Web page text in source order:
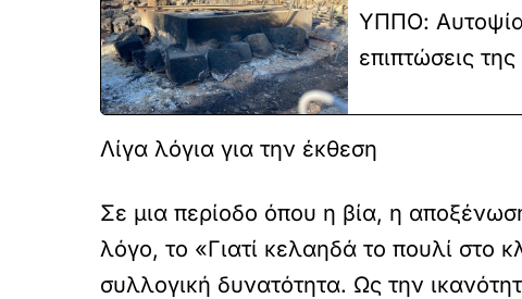
ΥΠΠΟ: Αυτοψία
επιπτώσεις
Λίγα λόγια για την έκθεση
Σε μια περίοδο όπου η βία, η
λόγο, το «Γιατί κελαηδά το πουλί στο
συλλογική δυνατότητα. Ως την